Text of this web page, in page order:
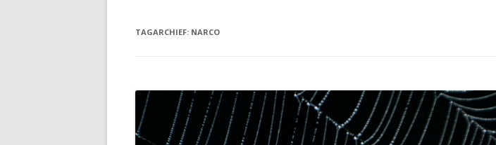
TAGARCHIEF: NARCO